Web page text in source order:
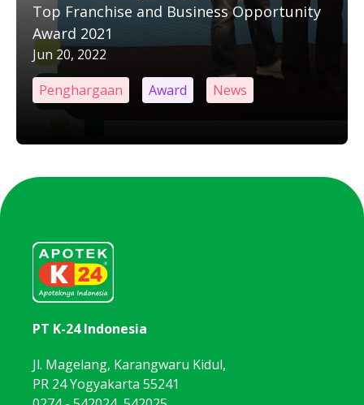
Top Franchise and Business Opportunity
Award 2021
Jun 20, 2022
Penghargaan
Award News
PT K-24 Indonesia
Jl. Magelang, Karangwaru Kidul,
PR 24 Yogyakarta 55241